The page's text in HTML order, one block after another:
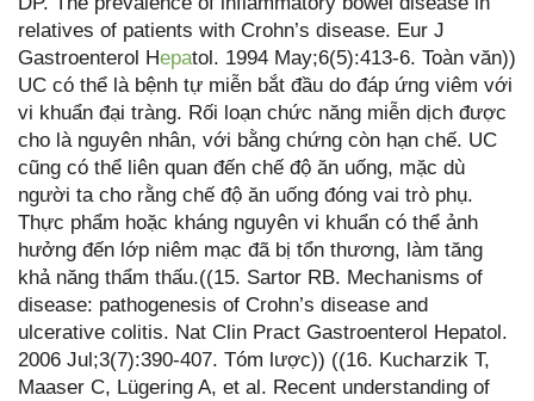
relatives of patients with Crohn’s disease. Eur J
Gastroenterol Hepatol. 1994 May;6(5):413-6. Toàn văn))
UC có thể là bệnh tự miễn bắt đầu do đáp ứng viêm với
vi khuẩn đại tràng. Rối loạn chức năng miễn dịch được
cho là nguyên nhân, với bằng chứng còn hạn chế. UC
cũng có thể liên quan đến chế độ ăn uống, mặc dù
người ta cho rằng chế độ ăn uống đóng vai trò phụ.
Thực phẩm hoặc kháng nguyên vi khuẩn có thể ảnh
hưởng đến lớp niêm mạc đã bị tổn thương, làm tăng
khả năng thẩm thấu.((15. Sartor RB. Mechanisms of
disease: pathogenesis of Crohn’s disease and
ulcerative colitis. Nat Clin Pract Gastroenterol Hepatol.
2006 Jul;3(7):390-407. Tóm lược)) ((16. Kucharzik T,
Maaser C, Lügering A, et al. Recent understanding of